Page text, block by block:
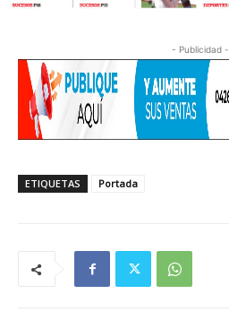
- Publicidad -
ETIQUETAS Portada